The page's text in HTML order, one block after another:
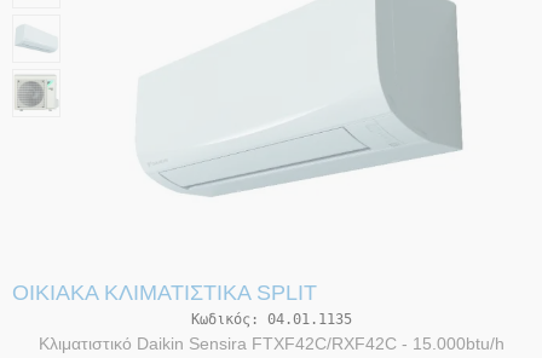
ΟΙΚΙΑΚΆ ΚΛΙΜΑΤΙΣΤΙΚΆ SPLIT
Κωδικός: 04.01.1135
Κλιματιστικό Daikin Sensira FTXF42C/RXF42C - 15.000btu/h